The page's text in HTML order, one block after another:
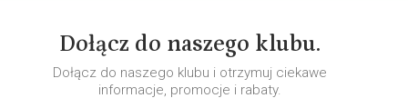
Dołącz do naszego klubu.
Dołącz do naszego klubu i otrzymuj ciekawe
informacje, promocje i rabaty.